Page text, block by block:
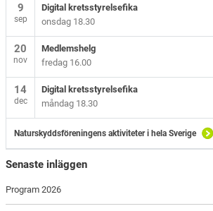
9
sep
Digital kretsstyrelsefika
onsdag 18.30
20
nov
Medlemshelg
fredag 16.00
14
dec
Digital kretsstyrelsefika
måndag 18.30
Naturskyddsföreningens aktiviteter i hela Sverige
Senaste inläggen
Program 2026